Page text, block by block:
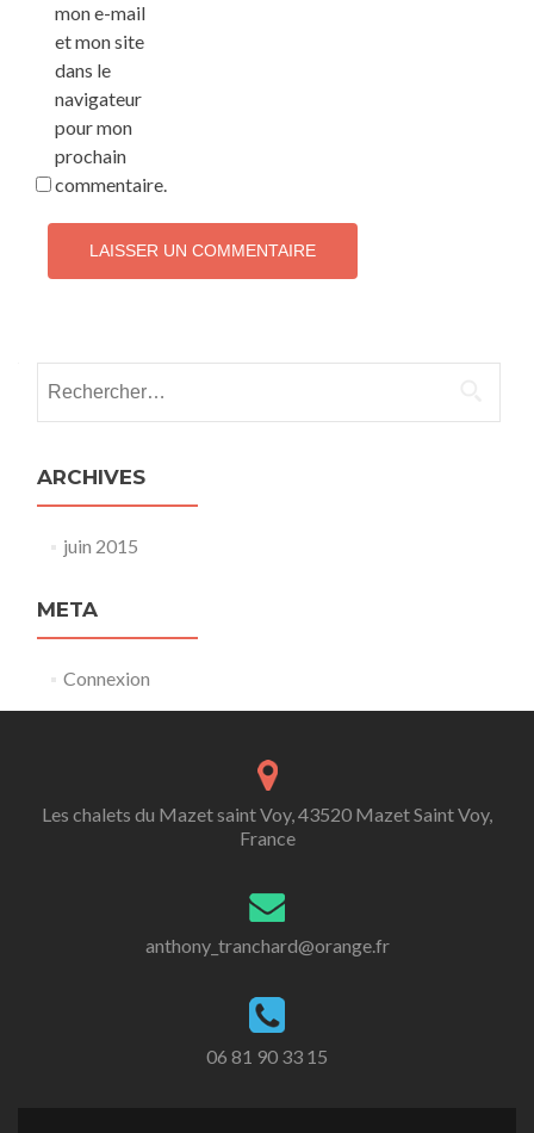
mon e-mail
et mon site
dans le
navigateur
pour mon
prochain
commentaire.
ARCHIVES
juin 2015
META
Connexion
Les chalets du Mazet saint Voy, 43520 Mazet Saint Voy,
France
anthony_tranchard@orange.fr
06 81 90 33 15